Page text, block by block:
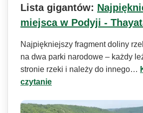
Lista gigantów:
miejsca w Podyji -
Najpiękniejszy fragment doliny
na dwa parki narodowe – każdy
stronie rzeki i należy do innego…
czytanie